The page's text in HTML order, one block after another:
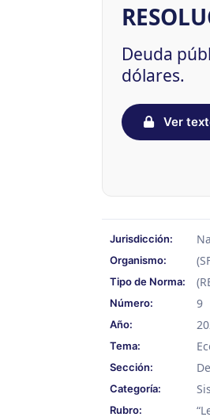
Deuda
dólares.
Ver
Jurisdicción:
Organismo:
Tipo de Norma:
Número: 9
Año:
Tema:
Sección:
Categoría:
Rubro: